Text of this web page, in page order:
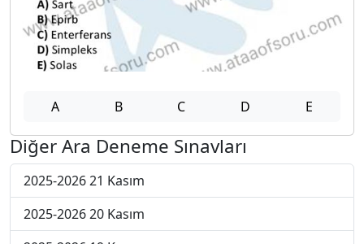
A B C D E
Diğer Ara Deneme Sınavları
2025-2026 21 Kasım
2025-2026 20 Kasım